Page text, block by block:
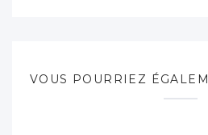
VOUS POURRIEZ